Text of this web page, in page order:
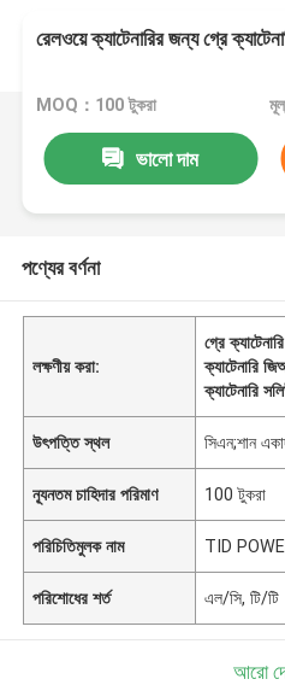
রেলওয়ে ক্যাটেনারির জন্য গ্রে
MOQ：100 টুকরা
ভালো দাম
পণ্যের বর্ণনা
লক্ষণীয় করা:
গ্রে
ক্যাটেনারি
ক্যাটেনারি
উৎপত্তি স্থল সিএন;শান
ন্যূনতম চাহিদার পরিমাণ 100 টুকরা
পরিচিতিমুলক নাম TID
পরিশোধের শর্ত এল/সি, টি/টি
আরো